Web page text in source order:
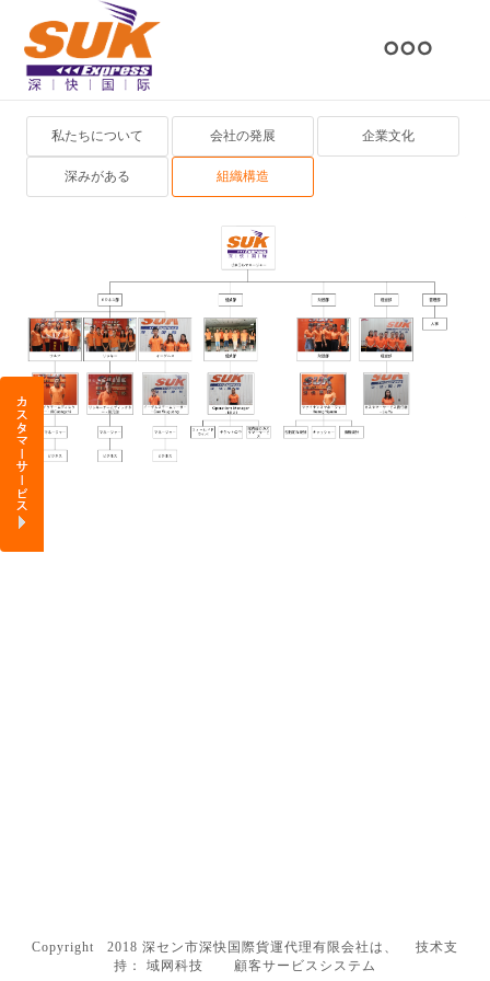
私たちについて 会社の発展 企業文化
深みがある 組織構造
Copyright 2018 深セン市深快国際貨運代理有限会社は、 技术支
持： 域网科技 顧客サービスシステム